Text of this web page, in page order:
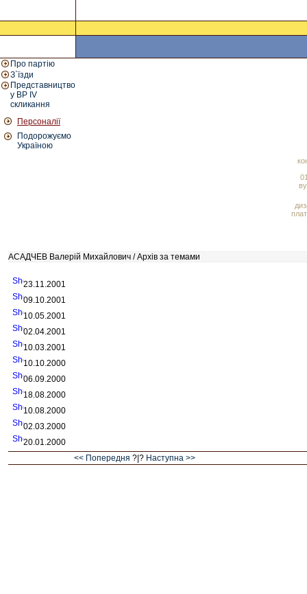
Про партію
З`їзди
Представництво
у ВР IV
скликання
Персоналії
Подорожуємо
Україною
АСАДЧЕВ Валерій Михайлович / Архів за темами
23.11.2001
09.10.2001
10.05.2001
02.04.2001
10.03.2001
10.10.2000
06.09.2000
18.08.2000
10.08.2000
02.03.2000
20.01.2000
<< Попередня ?|? Наступна >>